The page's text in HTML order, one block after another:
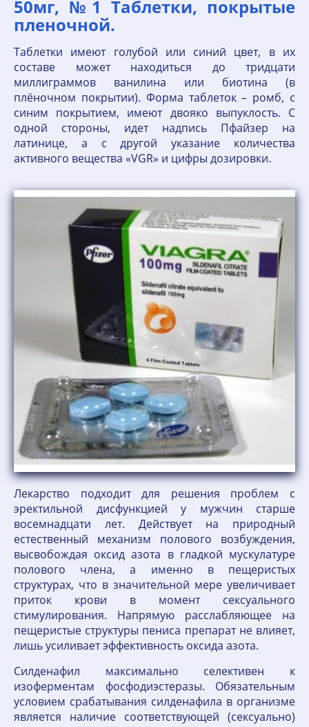
50мг, №1 Таблетки, покрытые
пленочной.
Таблетки имеют голубой или синий цвет, в их
составе может находиться до тридцати
миллиграммов ванилина или биотина (в
плёночном покрытии). Форма таблеток – ромб, с
синим покрытием, имеют двояко выпуклость. С
одной стороны, идет надпись Пфайзер на
латинице, а с другой указание количества
активного вещества «VGR» и цифры дозировки.
Лекарство подходит для решения проблем с
эректильной дисфункцией у мужчин старше
восемнадцати лет. Действует на природный
естественный механизм полового возбуждения,
высвобождая оксид азота в гладкой мускулатуре
полового члена, а именно в пещеристых
структурах, что в значительной мере увеличивает
приток крови в момент сексуального
стимулирования. Напрямую расслабляющее на
пещеристые структуры пениса препарат не влияет,
лишь усиливает эффективность оксида азота.
Силденафил максимально селективен к
изоферментам фосфодиэстеразы. Обязательным
условием срабатывания силденафила в организме
является наличие соответствующей (сексуально)